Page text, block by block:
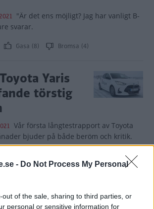
- Do Not Process My Personal
out of the sale, sharing to third parties, or
personal or sensitive information for
"Är det ens möjligt? Jag har vanligt B-
svarar.
Gasa (8) Bromsa (4)
Yaris
törstig
Vår första långtestrapport av Toyota
bjuder på både beröm och kritik.